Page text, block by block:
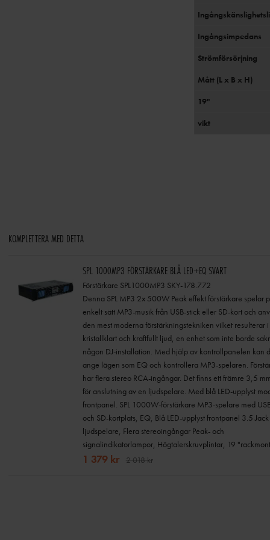
Ingångsimpedans
Strömförsörjning
Mått (L x B x H)
19"
vikt
KOMPLETTERA MED DETTA
SPL 1000MP3 FÖRSTÄRKARE BLÅ LED+EQ SVART
Förstärkare SPL1000MP3 SKY-178.772
Denna SPL MP3 2x 500W Peak effekt förstärkare spelar
enkelt sätt MP3-musik från USB-stick eller SD-kort och
den mest moderna förstärkningstekniken vilket resulterar i
kristallklart och kraftfullt ljud, en enhet som inte borde
någon DJ-installation. Med hjälp av kontrollpanelen kan
ange lägen som EQ och kontrollera MP3-spelaren.
har flera stereo RCA-ingångar. Det finns ett främre 3,5
för anslutning av en ljudspelare. Med blå LED-upplyst
frontpanel. SPL 1000W-förstärkare MP3-spelare med
och SD-kortplats, EQ, Blå LED-upplyst frontpanel 3.5
ljudspelare, Flera stereoingångar Peak- och
signalindikatorlampor, Högtalerskruvplintar, 19
1 379 kr 2 018 kr